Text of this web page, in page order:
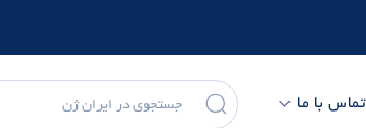
تماس با ما